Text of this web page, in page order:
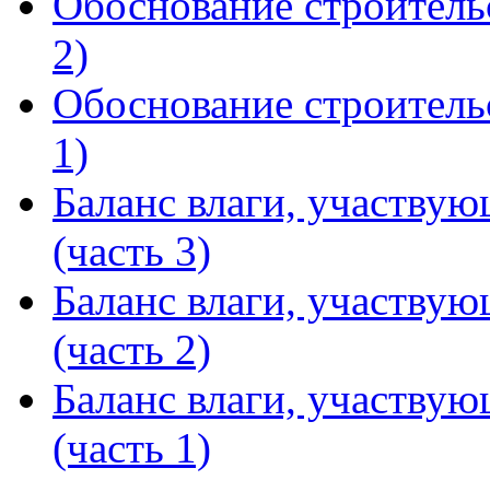
2)
Обоснование
1)
Баланс влаги,
(часть 3)
Баланс влаги,
(часть 2)
Баланс влаги,
(часть 1)